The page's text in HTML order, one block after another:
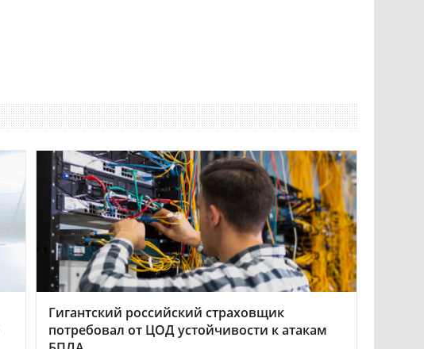
Гигантский российский страховщик
потребовал от ЦОД устойчивости к атакам